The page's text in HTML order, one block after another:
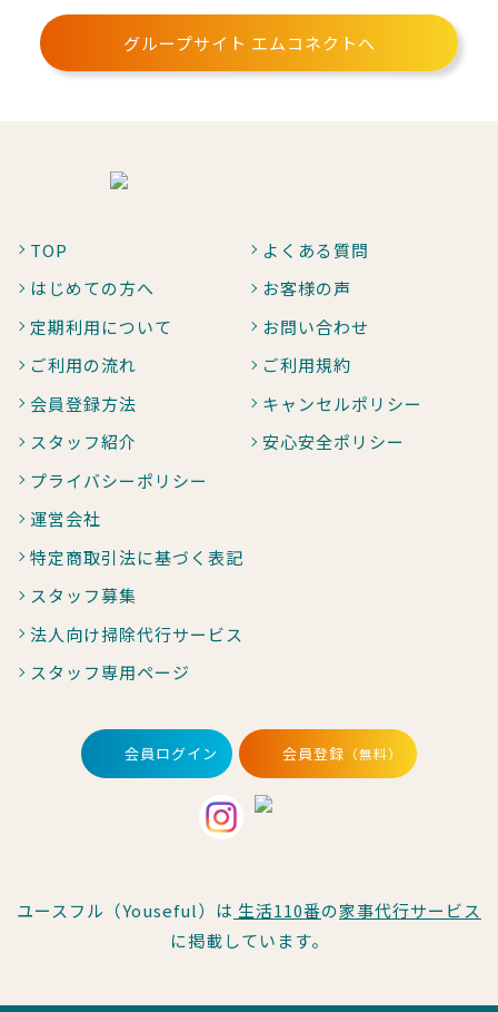
グループサイト エムコネクトへ
TOP
はじめての方へ
定期利用について
ご利用の流れ
会員登録方法
スタッフ紹介
よくある質問
お客様の声
お問い合わせ
ご利用規約
キャンセルポリシー
安心安全ポリシー
プライバシーポリシー
運営会社
特定商取引法に基づく表記
スタッフ募集
法人向け掃除代行サービス
スタッフ専用ページ
会員ログイン 会員登録 （無料）
ユースフル（Youseful）は 生活110番の家事代行サービス
に掲載しています。